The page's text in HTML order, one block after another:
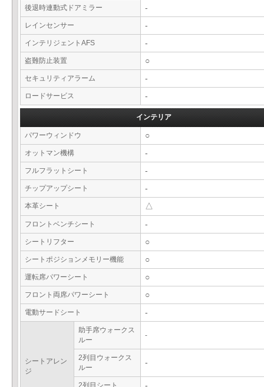
後退時連動式ドアミラー -
レインセンサー -
インテリジェントAFS -
盗難防止装置 ○
セキュリティアラーム -
ロードサービス -
インテリア
パワーウィンドウ ○
オットマン機構 -
フルフラットシート -
チップアップシート -
本革シート △
フロントベンチシート -
シートリフター ○
シートポジションメモリー機能 ○
運転席パワーシート ○
フロント両席パワーシート ○
電動サードシート -
シートアレン
ジ
助手席ウォークス
ルー
-
2列目ウォークス
ルー
-
2列目シート